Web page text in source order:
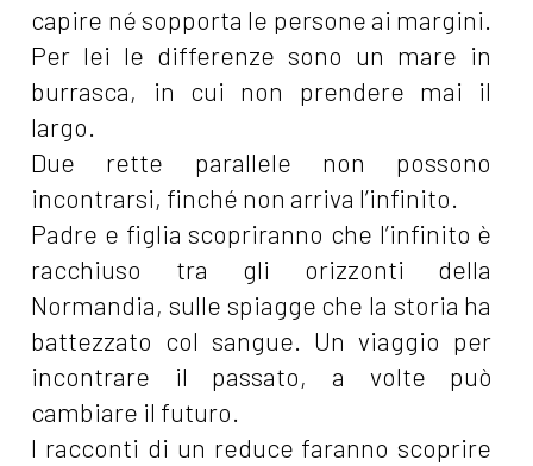
capire né sopporta le persone ai margini.
Per lei le differenze sono un mare in
burrasca, in cui non prendere mai il
largo.
Due rette parallele non possono
incontrarsi, finché non arriva l’infinito.
Padre e figlia scopriranno che l’infinito è
racchiuso tra gli orizzonti della
Normandia, sulle spiagge che la storia ha
battezzato col sangue. Un viaggio per
incontrare il passato, a volte può
cambiare il futuro.
I racconti di un reduce faranno scoprire